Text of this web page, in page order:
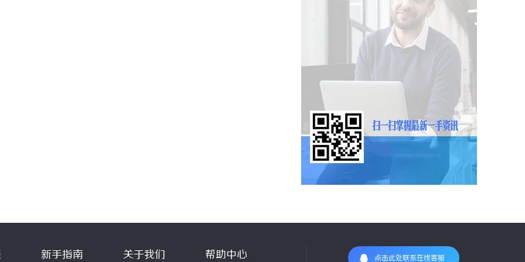
新手指南 关于我们 帮助中心 点击此处联系在线客服